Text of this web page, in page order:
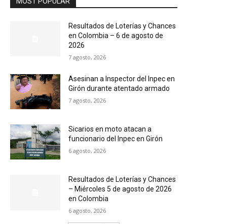
Resultados de Loterías y Chances
en Colombia – 6 de agosto de
2026
7 agosto, 2026
Asesinan a Inspector del Inpec en
Girón durante atentado armado
7 agosto, 2026
Sicarios en moto atacan a
funcionario del Inpec en Girón
6 agosto, 2026
Resultados de Loterías y Chances
– Miércoles 5 de agosto de 2026
en Colombia
6 agosto, 2026